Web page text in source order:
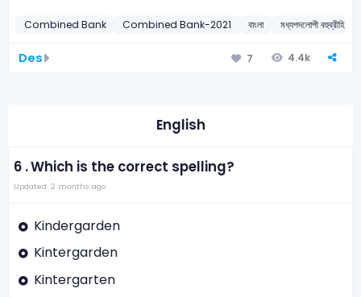
Combined Bank Combined Bank-2021 বাংলা মধ্যপদলোপী বহুব্রীহি
Des 7 4.4k
English
6 .Which is the correct spelling?
Updated: 2 months ago
Kindergarden
Kintergarden
Kintergarten